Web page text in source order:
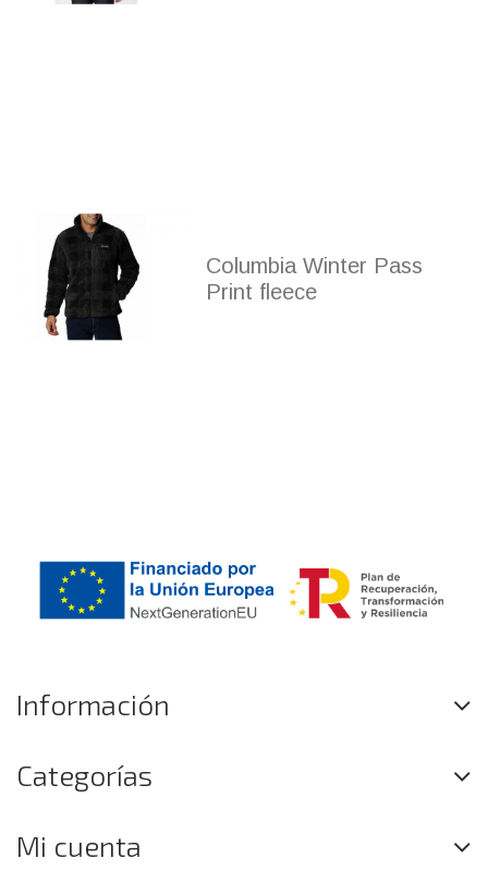
Columbia Winter Pass
Print fleece
Información
Categorías
Mi cuenta